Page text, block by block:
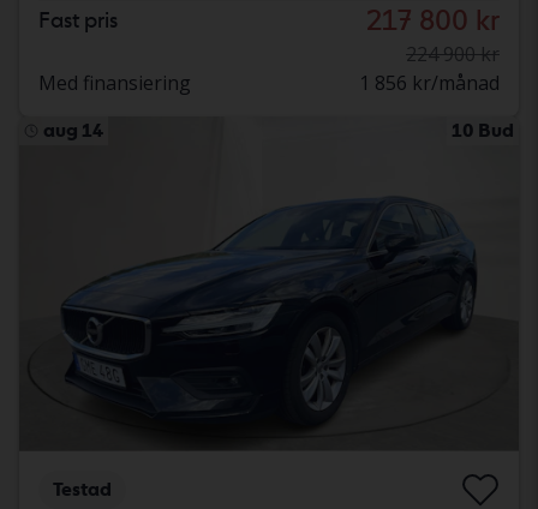
Fast pris 217 800 kr
224 900 kr
Med finansiering
1 856 kr/månad
aug 14 10 Bud
Testad